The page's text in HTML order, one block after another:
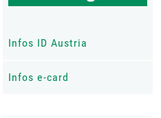
Infos ID Austria
Infos e-card